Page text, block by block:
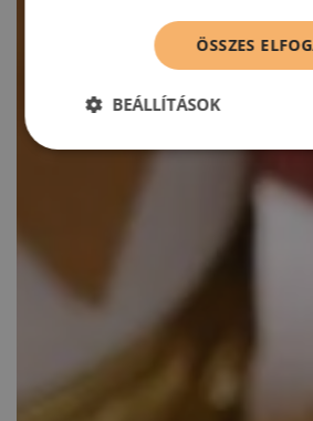
ÖSSZES
BEÁLLÍTÁSOK